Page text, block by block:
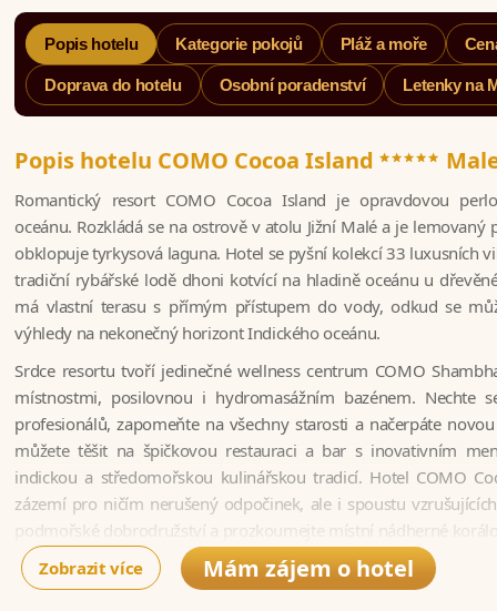
Popis hotelu Kategorie pokojů Pláž a moře
Doprava do hotelu Osobní poradenství Letenky na
Popis hotelu COMO Cocoa Island*****
Romantický resort COMO Cocoa Island je opravdovou
oceánu. Rozkládá se na ostrově v atolu Jižní Malé a je lemovaný
obklopuje tyrkysová laguna. Hotel se pyšní kolekcí 33 luxusních
tradiční rybářské lodě dhoni kotvící na hladině oceánu u
má vlastní terasu s přímým přístupem do vody, odkud se
výhledy na nekonečný horizont Indického oceánu.
Srdce resortu tvoří jedinečné wellness centrum COMO
místnostmi, posilovnou i hydromasážním bazénem. Nechte
profesionálů, zapomeňte na všechny starosti a načerpáte
můžete těšit na špičkovou restauraci a bar s inovativním
indickou a středomořskou kulinářskou tradicí. Hotel COMO
zázemí pro ničím nerušený odpočinek, ale i spoustu
podmořské dobrodružství a prozkoumejte místní nádherné
potápěčské lokality.
V období od 01.08.-15.10.2026 bude v hotelu probíhat
Zobrazit více Mám zájem o hotel